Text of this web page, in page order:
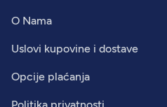
O Nama
Uslovi kupovine i dostave
Opcije plaćanja